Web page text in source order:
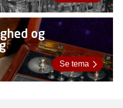
og
Se tema